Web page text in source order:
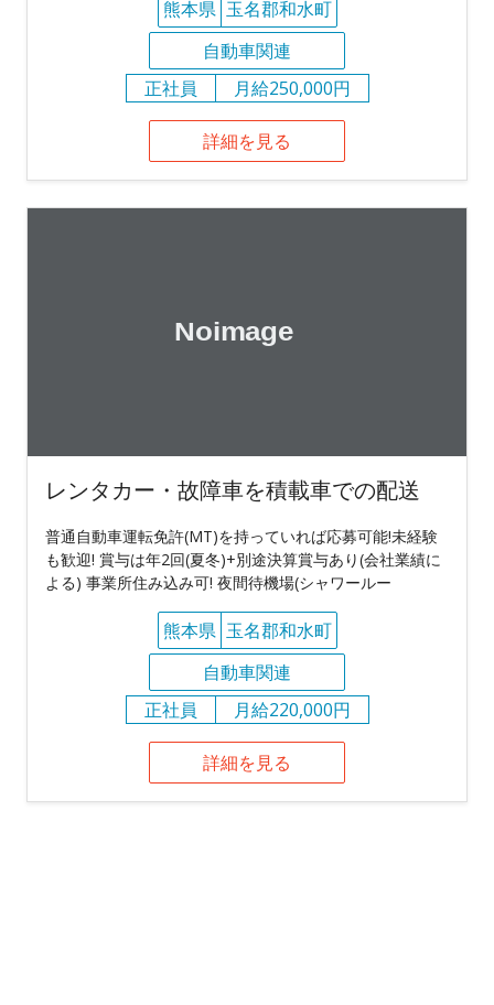
熊本県 玉名郡和水町
自動車関連
正社員
月給250,000円
詳細を見る
レンタカー・故障車を積載車での配送
普通自動車運転免許(MT)を持っていれば応募可能!未経験
も歓迎! 賞与は年2回(夏冬)+別途決算賞与あり(会社業績に
よる) 事業所住み込み可! 夜間待機場(シャワールー
熊本県 玉名郡和水町
自動車関連
正社員
月給220,000円
詳細を見る